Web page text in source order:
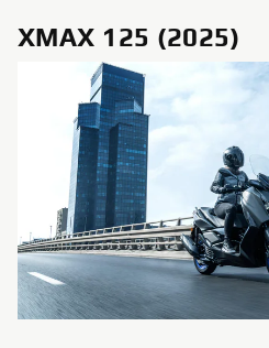
XMAX 125 (2025)